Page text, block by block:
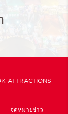
ATTRACTIONS
จดหมายข่าว